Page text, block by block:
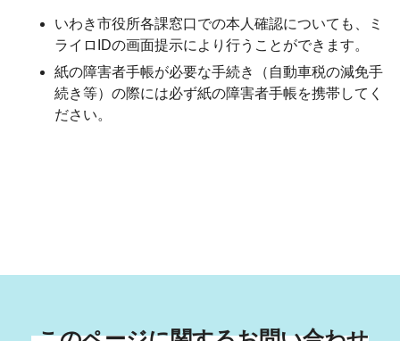
いわき市役所各課窓口での本人確認についても、ミ
ライロIDの画面提示により行うことができます。
紙の障害者手帳が必要な手続き（自動車税の減免手
続き等）の際には必ず紙の障害者手帳を携帯してく
ださい。